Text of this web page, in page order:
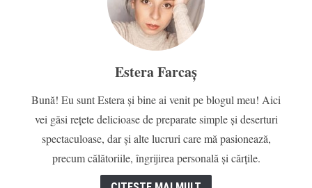
Estera Farcaș
Bună! Eu sunt Estera și bine ai venit pe blogul meu! Aici
vei găsi rețete delicioase de preparate simple și deserturi
spectaculoase, dar și alte lucruri care mă pasionează,
precum călătoriile, îngrijirea personală și cărțile.